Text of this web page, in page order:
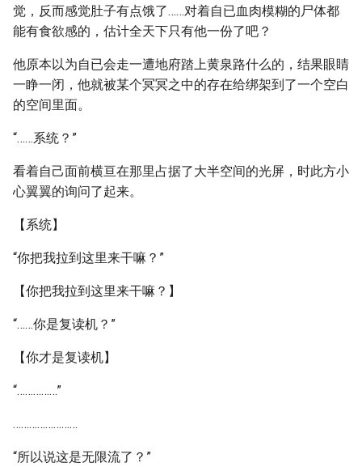
觉，反而感觉肚子有点饿了……对着自已血肉模糊的尸体都
能有食欲感的，估计全天下只有他一份了吧？
他原本以为自已会走一遭地府踏上黄泉路什么的，结果眼睛
一睁一闭，他就被某个冥冥之中的存在给绑架到了一个空白
的空间里面。
“……系统？”
看着自己面前横亘在那里占据了大半空间的光屏，时此方小
心翼翼的询问了起来。
【系统】
“你把我拉到这里来干嘛？”
【你把我拉到这里来干嘛？】
“……你是复读机？”
【你才是复读机】
“……………”
……………………
“所以说这是无限流了？”